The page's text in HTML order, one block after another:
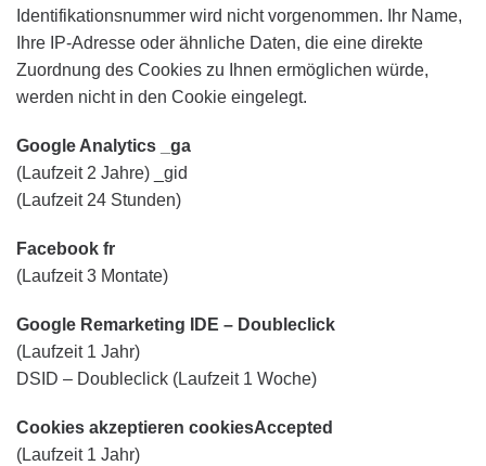
Identifikationsnummer wird nicht vorgenommen. Ihr Name,
Ihre IP-Adresse oder ähnliche Daten, die eine direkte
Zuordnung des Cookies zu Ihnen ermöglichen würde,
werden nicht in den Cookie eingelegt.
Google Analytics _ga
(Laufzeit 2 Jahre) _gid
(Laufzeit 24 Stunden)
Facebook fr
(Laufzeit 3 Montate)
Google Remarketing IDE – Doubleclick
(Laufzeit 1 Jahr)
DSID – Doubleclick (Laufzeit 1 Woche)
Cookies akzeptieren cookiesAccepted
(Laufzeit 1 Jahr)